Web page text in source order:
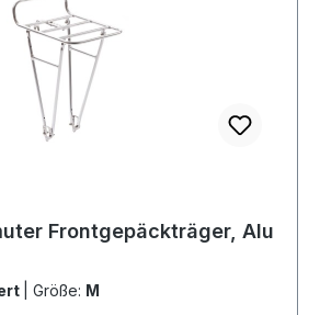
Frontgepäckträger, Alu
Größe: M